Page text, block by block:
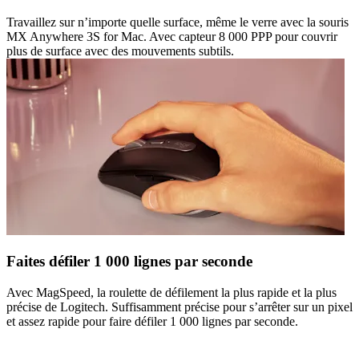
Travaillez sur n’importe quelle surface, même le verre avec la souris
MX Anywhere 3S for Mac. Avec capteur 8 000 PPP pour couvrir
plus de surface avec des mouvements subtils.
Faites défiler 1 000 lignes par seconde
Avec MagSpeed, la roulette de défilement la plus rapide et la plus
précise de Logitech. Suffisamment précise pour s’arrêter sur un pixel
et assez rapide pour faire défiler 1 000 lignes par seconde.